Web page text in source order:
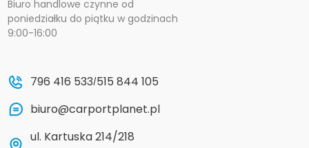
Biuro handlowe czynne od
poniedziałku do piątku w godzinach
9:00-16:00
796 416 533/515 844 105
biuro@carportplanet.pl
ul. Kartuska 214/218